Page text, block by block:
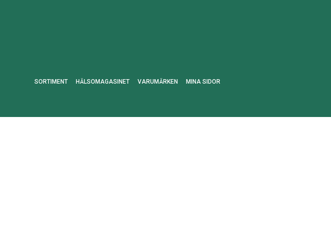
SORTIMENT HÄLSOMAGASINET VARUMÄRKEN MINA SIDOR